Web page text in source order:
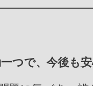
つで、今後も